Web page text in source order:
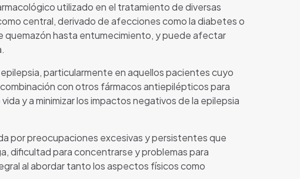
utilizado en el tratamiento de diversas
central, derivado de afecciones como la diabetes o
quemazón hasta entumecimiento, y puede afectar
particularmente en aquellos pacientes cuyo
con otros fármacos antiepilépticos para
y a minimizar los impactos negativos de la epilepsia
por preocupaciones excesivas y persistentes que
dificultad para concentrarse y problemas para
al abordar tanto los aspectos físicos como